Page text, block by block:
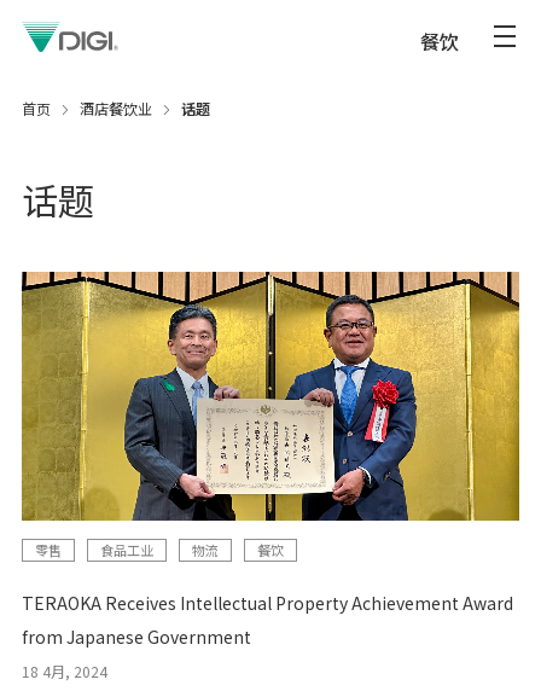
餐饮
首页 酒店餐饮业 话题
话题
零售 食品工业 物流 餐饮
TERAOKA Receives Intellectual Property Achievement Award
from Japanese Government
18 4月, 2024